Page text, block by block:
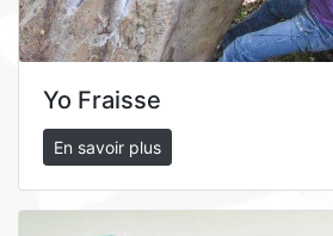
Yo Fraisse
En savoir plus